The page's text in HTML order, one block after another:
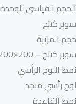
الحجم القياسي للوحدة
سوبر كينج
حجم المرتبة
سوبر كينج – 200×200 سم
نمط اللوح الرأسي
لوح رأسي منجد
نمط القاعدة